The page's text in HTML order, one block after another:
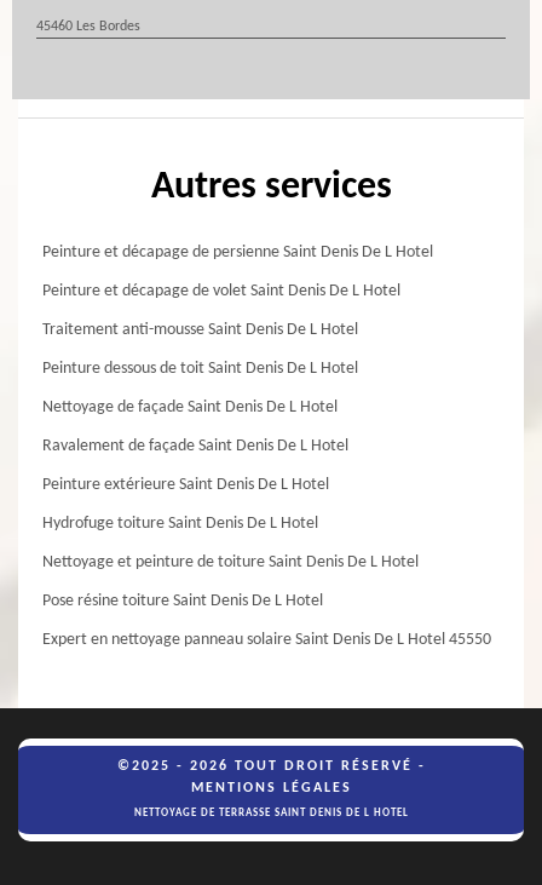
45460 Les Bordes
Autres services
Peinture et décapage de persienne Saint Denis De L Hotel
Peinture et décapage de volet Saint Denis De L Hotel
Traitement anti-mousse Saint Denis De L Hotel
Peinture dessous de toit Saint Denis De L Hotel
Nettoyage de façade Saint Denis De L Hotel
Ravalement de façade Saint Denis De L Hotel
Peinture extérieure Saint Denis De L Hotel
Hydrofuge toiture Saint Denis De L Hotel
Nettoyage et peinture de toiture Saint Denis De L Hotel
Pose résine toiture Saint Denis De L Hotel
Expert en nettoyage panneau solaire Saint Denis De L Hotel 45550
©2025 - 2026 TOUT DROIT RÉSERVÉ -
MENTIONS LÉGALES
NETTOYAGE DE TERRASSE SAINT DENIS DE L HOTEL